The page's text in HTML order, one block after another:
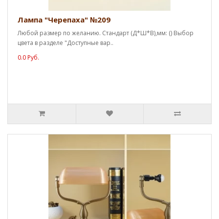
Лампа "Черепаха" №209
Любой размер по желанию. Стандарт (Д*Ш*В),мм: () Выбор
цвета в разделе "Доступные вар..
0.0 Руб.